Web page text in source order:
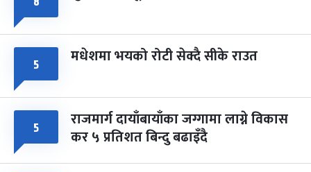
५ मधेशमा भयको रोटी सेक्दै सीके राउत
५ राजमार्ग दायाँबायाँका जग्गामा लाग्ने विकास
कर ५ प्रतिशत बिन्दु बढाइँदै